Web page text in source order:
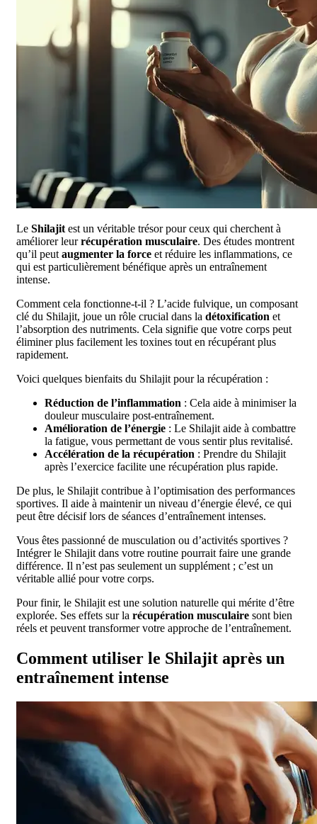
Le Shilajit est un véritable trésor pour ceux qui cherchent à
améliorer leurrécupération musculaire. Des études montrent
qu’il peut augmenter la force et réduire les inflammations, ce
qui est particulièrement bénéfique après un entraînement
intense.
Comment cela fonctionne-t-il ? L’acide fulvique, un composant
clé du Shilajit, joue un rôle crucial dans la détoxification et
l’absorption des nutriments. Cela signifie que votre corps peut
éliminer plus facilement les toxines tout en récupérant plus
rapidement.
Voici quelques bienfaits du Shilajit pour la récupération :
Réduction de l’inflammation : Cela aide à minimiser la
douleur musculaire post-entraînement.
Amélioration de l’énergie : Le Shilajit aide à combattre
la fatigue, vous permettant de vous sentir plus revitalisé.
Accélération de la récupération : Prendre du Shilajit
après l’exercice facilite une récupération plus rapide.
De plus, le Shilajit contribue à l’optimisation des performances
sportives. Il aide à maintenir un niveau d’énergie élevé, ce qui
peut être décisif lors de séances d’entraînement intenses.
Vous êtes passionné de musculation ou d’activités sportives ?
Intégrer le Shilajit dans votre routine pourrait faire une grande
différence. Il n’est pas seulement un supplément ; c’est un
véritable allié pour votre corps.
Pour finir, le Shilajit est une solution naturelle qui mérite d’être
explorée. Ses effets sur la récupération musculaire sont bien
réels et peuvent transformer votre approche de l’entraînement.
Comment utiliser le Shilajit après un
entraînement intense